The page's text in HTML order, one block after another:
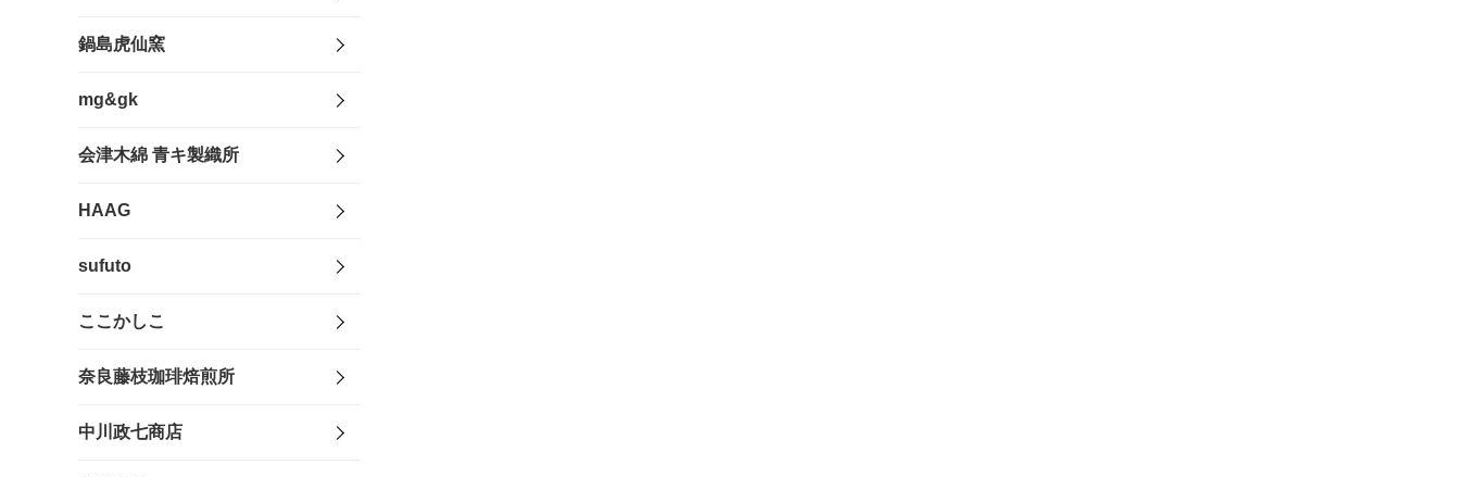
鍋島虎仙窯
mg&gk
会津木綿 青キ製織所
HAAG
sufuto
ここかしこ
奈良藤枝珈琲焙煎所
中川政七商店